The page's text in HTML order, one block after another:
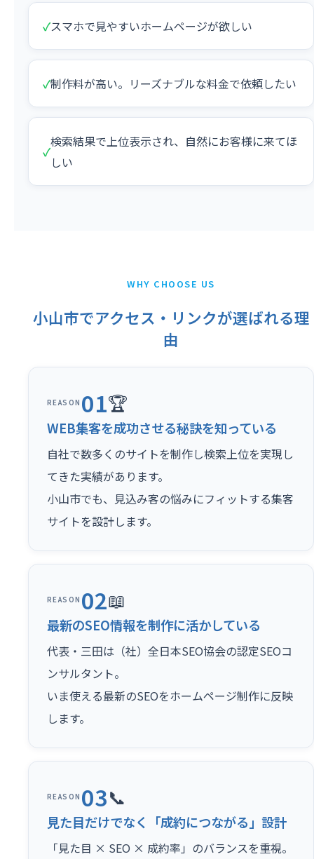
✓スマホで見やすいホームページが欲しい
✓制作料が高い。リーズナブルな料金で依頼したい
✓
検索結果で上位表示され、自然にお客様に来てほ
しい
WHY CHOOSE US
小山市でアクセス・リンクが選ばれる理
由
REASON 01🏆
WEB集客を成功させる秘訣を知っている
自社で数多くのサイトを制作し検索上位を実現し
てきた実績があります。
小山市でも、見込み客の悩みにフィットする集客
サイトを設計します。
REASON 02📖
最新のSEO情報を制作に活かしている
代表・三田は（社）全日本SEO協会の認定SEOコ
ンサルタント。
いま使える最新のSEOをホームページ制作に反映
します。
REASON 03📞
見た目だけでなく「成約につながる」設計
「見た目 × SEO × 成約率」のバランスを重視。